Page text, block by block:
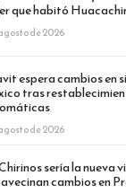
que habitó
de 2026
espera cambios en
tras
de 2026
sería la nueva
avecinan cambios en